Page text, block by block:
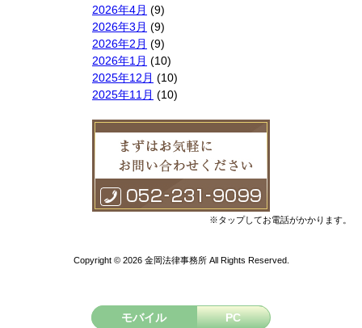
2026年4月 (9)
2026年3月 (9)
2026年2月 (9)
2026年1月 (10)
2025年12月 (10)
2025年11月 (10)
2025年8月(9)
2025年7月(10)
2025年6月(10)
2025年5月(10)
2025年4月(10)
2025年1月(8)
2024年10月 (11)
※タップしてお電話がかかります。
Copyright © 2026 金岡法律事務所 All Rights Reserved.
モバイル PC